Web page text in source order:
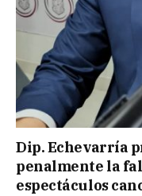
Dip. Echevarría
penalmente la
espectáculos